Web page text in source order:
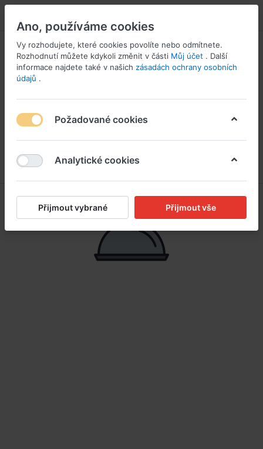
Ano, používáme cookies
Vy rozhodujete, které cookies povolíte nebo odmítnete.
Rozhodnutí můžete kdykoli změnit v části Můj účet . Další
informace najdete také v našich zásadách ochrany osobních
údajů .
Požadované cookies
Analytické cookies
Přijmout vybrané Přijmout vše